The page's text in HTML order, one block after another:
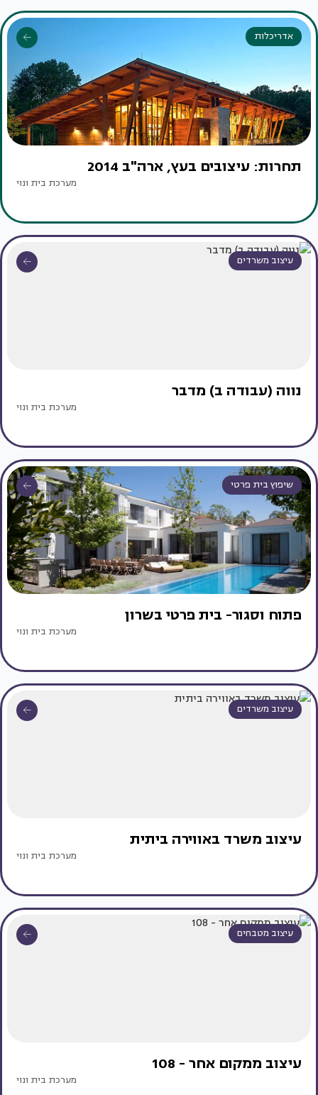
אדריכלות
תחרות: עיצובים בעץ, ארה"ב 2014
מערכת בית ונוי
עיצוב משרדים
נווה (עבודה ב) מדבר
מערכת בית ונוי
שיפוץ בית פרטי
פתוח וסגור- בית פרטי בשרון
מערכת בית ונוי
עיצוב משרדים
עיצוב משרד באווירה ביתית
מערכת בית ונוי
עיצוב מטבחים
עיצוב ממקום אחר - 108
מערכת בית ונוי